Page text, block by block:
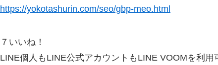
https://yokotashurin.com/seo/gbp-meo.html
７いいね！
LINE個人もLINE公式アカウントもLINE VOOMを利用